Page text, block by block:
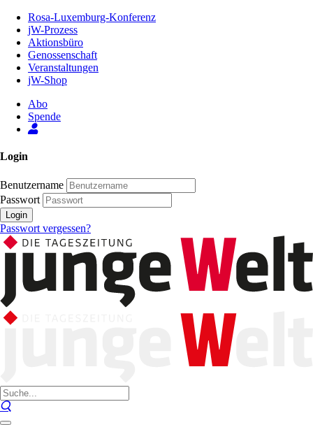
Inhalt
Seite
Rosa-Luxemburg-Konferenz
jW-Prozess
Aktionsbüro
Genossenschaft
Veranstaltungen
jW-Shop
Abo
Spende
Login
Benutzername
Passwort
Login
Passwort vergessen?